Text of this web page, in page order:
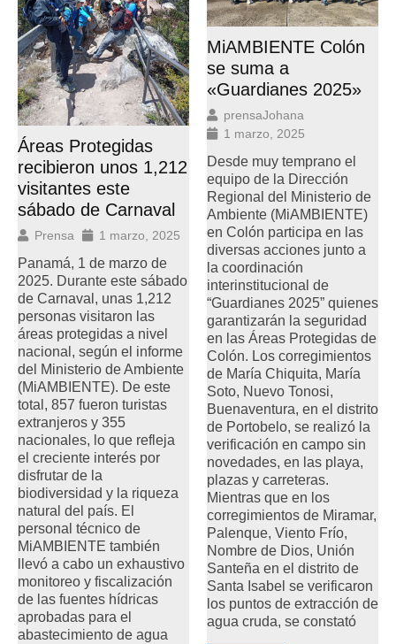
Áreas Protegidas
recibieron unos 1,212
visitantes este
sábado de Carnaval
Prensa 1 marzo, 2025
Panamá, 1 de marzo de
2025. Durante este sábado
de Carnaval, unas 1,212
personas visitaron las
áreas protegidas a nivel
nacional, según el informe
del Ministerio de Ambiente
(MiAMBIENTE). De este
total, 857 fueron turistas
extranjeros y 355
nacionales, lo que refleja
el creciente interés por
disfrutar de la
biodiversidad y la riqueza
natural del país. El
personal técnico de
MiAMBIENTE también
llevó a cabo un exhaustivo
monitoreo y fiscalización
de las fuentes hídricas
aprobadas para el
abastecimiento de agua
MiAMBIENTE Colón
se suma a
«Guardianes 2025»
prensaJohana
1 marzo, 2025
Desde muy temprano el
equipo de la Dirección
Regional del Ministerio de
Ambiente (MiAMBIENTE)
en Colón participa en las
diversas acciones junto a
la coordinación
interinstitucional de
“Guardianes 2025” quienes
garantizarán la seguridad
en las Áreas Protegidas de
Colón. Los corregimientos
de María Chiquita, María
Soto, Nuevo Tonosi,
Buenaventura, en el distrito
de Portobelo, se realizó la
verificación en campo sin
novedades, en las playa,
plazas y carreteras.
Mientras que en los
corregimientos de Miramar,
Palenque, Viento Frío,
Nombre de Dios, Unión
Santeña en el distrito de
Santa Isabel se verificaron
los puntos de extracción de
agua cruda, se constató